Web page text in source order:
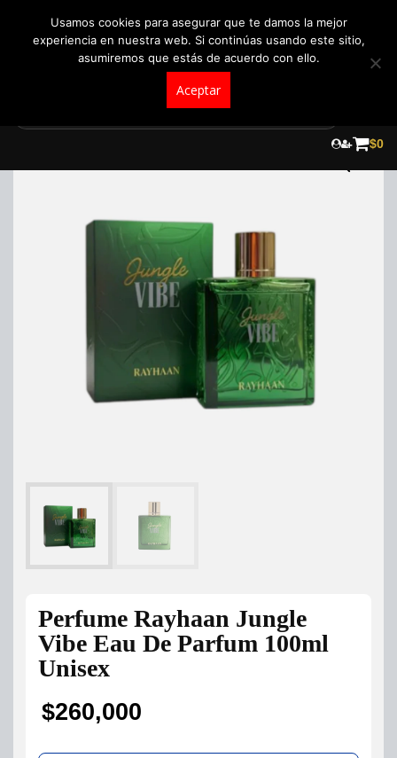
$0
Perfume Rayhaan Jungle
Vibe Eau De Parfum 100ml
Unisex
$260,000
Usamos cookies para asegurar que te damos la mejor
experiencia en nuestra web. Si continúas usando este sitio,
asumiremos que estás de acuerdo con ello.
Aceptar